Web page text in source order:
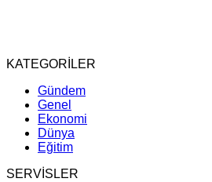
KATEGORİLER
Gündem
Genel
Ekonomi
Dünya
Eğitim
SERVİSLER